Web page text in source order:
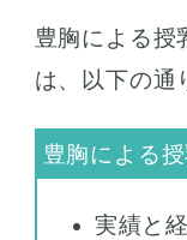
豊胸による授
は、以下の通
実績と